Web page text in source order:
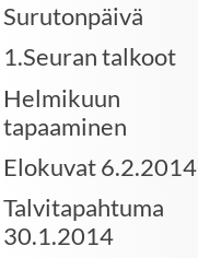
Surutonpäivä
1.Seuran talkoot
Helmikuun
tapaaminen
Elokuvat 6.2.2014
Talvitapahtuma
30.1.2014